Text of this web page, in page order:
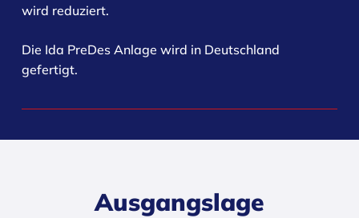
wird reduziert.
Die Ida PreDes Anlage wird in Deutschland
gefertigt.
Ausgangslage